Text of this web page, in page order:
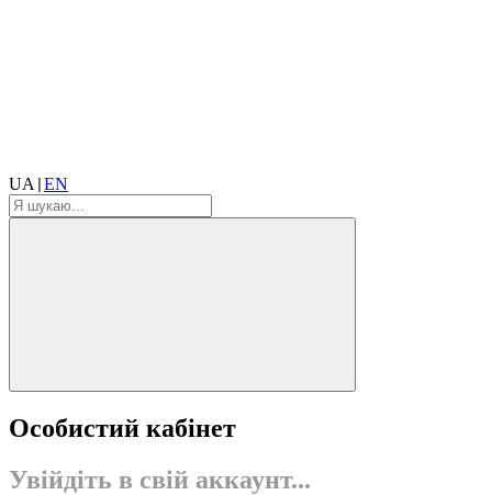
UA EN
Особистий кабінет
Увійдіть в свій аккаунт...